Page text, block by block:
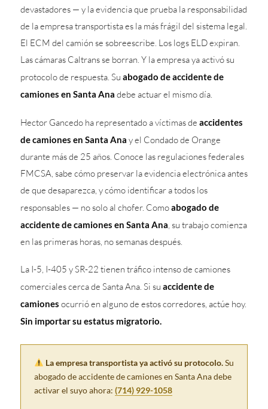
devastadores — y la evidencia que prueba la responsabilidad
de la empresa transportista es la más frágil del sistema legal.
El ECM del camión se sobreescribe. Los logs ELD expiran.
Las cámaras Caltrans se borran. Y la empresa ya activó su
protocolo de respuesta. Su abogado de accidente de
camiones en Santa Ana debe actuar el mismo día.
Hector Gancedo ha representado a víctimas de accidentes
de camiones en Santa Ana y el Condado de Orange
durante más de 25 años. Conoce las regulaciones federales
FMCSA, sabe cómo preservar la evidencia electrónica antes
de que desaparezca, y cómo identificar a todos los
responsables — no solo al chofer. Comoabogado de
accidente de camiones en Santa Ana, su trabajo comienza
en las primeras horas, no semanas después.
La I-5, I-405 y SR-22 tienen tráfico intenso de camiones
comerciales cerca de Santa Ana. Si su accidente de
camiones ocurrió en alguno de estos corredores, actúe hoy.
Sin importar su estatus migratorio.
La empresa transportista ya activó su protocolo.Su
abogado de accidente de camiones en Santa Ana debe
activar el suyo ahora: (714) 929-1058